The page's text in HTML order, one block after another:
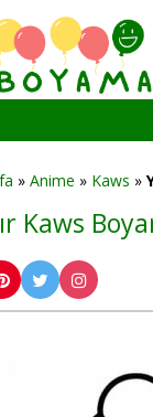
» Anime » Kaws »
Kaws